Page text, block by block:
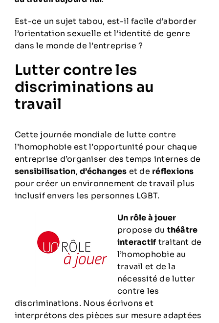
Est-ce un sujet tabou, est-il facile d’aborder
l’orientation sexuelle et l’identité de genre
dans le monde de l’entreprise ?
Lutter contre les
discriminations au
travail
Cette journée mondiale de lutte contre
l’homophobie est l’opportunité pour chaque
entreprise d’organiser des temps internes de
sensibilisation,d’échanges et de réflexions
pour créer un environnement de travail plus
inclusif envers les personnes LGBT.
Un rôle à jouer
propose du théâtre
interactif traitant de
l’homophobie au
travail et de la
nécessité de lutter
contre les
discriminations. Nous écrivons et
interprétons des pièces sur mesure adaptées